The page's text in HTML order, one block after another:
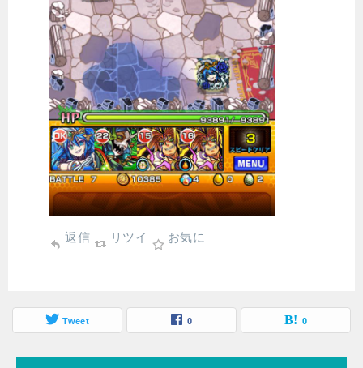
返信 リツイ お気に
Tweet 0 0